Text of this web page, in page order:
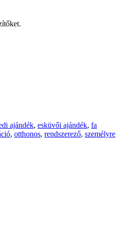
ajándék, esküvői ajándék, fa
, otthonos, rendszerező, személyre